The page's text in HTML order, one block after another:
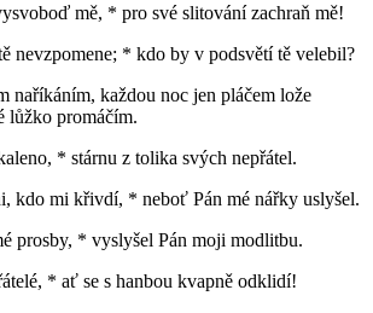
mě, * pro své slitování zachraň mě!
nevzpomene; * kdo by v podsvětí tě velebil?
naříkáním, každou noc jen pláčem lože
lůžko promáčím.
* stárnu z tolika svých nepřátel.
kdo mi křivdí, * neboť Pán mé nářky uslyšel.
prosby, * vyslyšel Pán moji modlitbu.
* ať se s hanbou kvapně odklidí!